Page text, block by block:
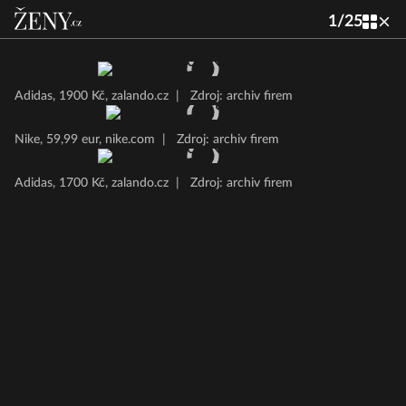
1/25
Adidas, 1900 Kč, zalando.cz Zdroj: archiv firem
Nike, 59,99 eur, nike.com Zdroj: archiv firem
Adidas, 1700 Kč, zalando.cz Zdroj: archiv firem